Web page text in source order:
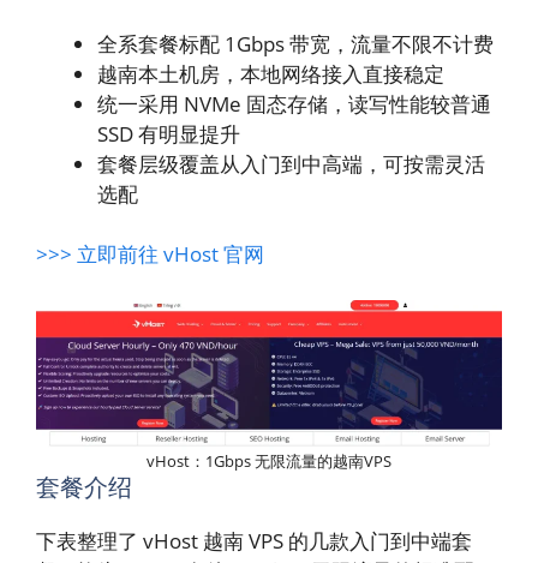
全系套餐标配 1Gbps 带宽，流量不限不计费
越南本土机房，本地网络接入直接稳定
统一采用 NVMe 固态存储，读写性能较普通
SSD 有明显提升
套餐层级覆盖从入门到中高端，可按需灵活
选配
>>> 立即前往 vHost 官网
vHost：1Gbps 无限流量的越南VPS
套餐介绍
下表整理了 vHost 越南 VPS 的几款入门到中端套